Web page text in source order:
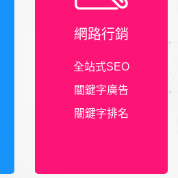
網路行銷
全站式SEO
關鍵字廣告
關鍵字排名